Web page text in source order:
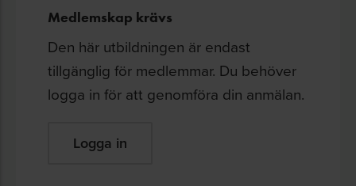
Medlemskap krävs
Den här utbildningen är endast
tillgänglig för medlemmar. Du behöver
logga in för att genomföra din anmälan.
Logga in